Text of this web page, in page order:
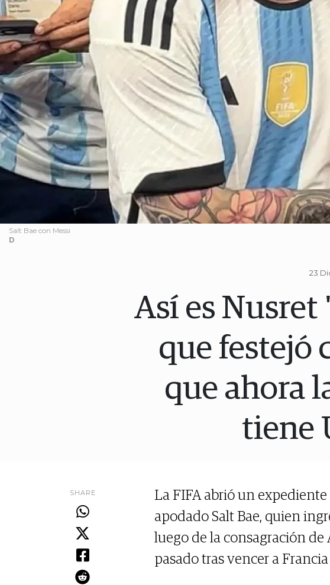
Salt Bae con Messi
D
23
Así es Nusret
que festejó
que ahora
tiene
SHARE
La FIFA abrió un
apodado Salt Bae, quien
luego de la consagración
pasado tras vencer a